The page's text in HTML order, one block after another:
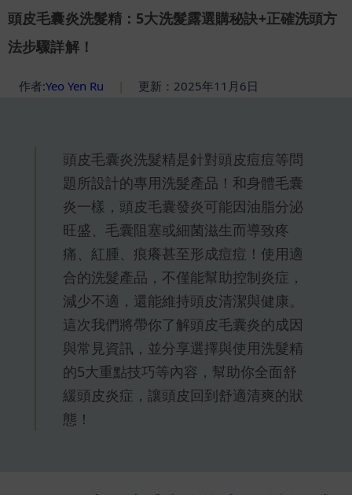
頭皮毛囊炎洗髮精：5大洗髮露選購秘訣+正確洗頭方
法步驟詳解！
作者:Yeo Yen Ru 更新：2025年11月6日
頭皮毛囊炎洗髮精是針對頭皮痘痘等問
題所設計的專用洗髮產品！和身體毛囊
炎一樣，頭皮毛囊發炎可能因油脂分泌
旺盛、毛囊阻塞或細菌滋生而導致疼
痛、紅腫、痕癢甚至形成痘痘！使用適
合的洗髮產品，不僅能幫助控制炎症，
減少不適，還能維持頭皮清潔與健康。
這次我們將帶你了解頭皮毛囊炎的成因
與常見資訊，並分享選擇與使用洗髮精
的5大重點技巧等內容，幫助你全面舒
緩頭皮炎症，讓頭皮回到舒適清爽的狀
態！